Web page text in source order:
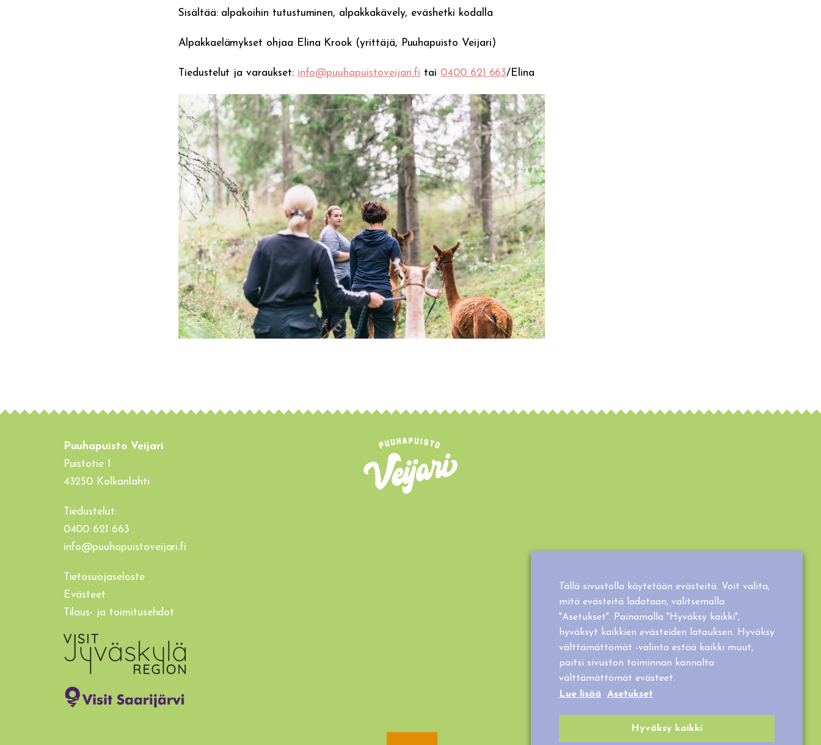
Sisältää: alpakoihin tutustuminen, alpakkakävely, eväshetki kodalla
Alpakkaelämykset ohjaa Elina Krook (yrittäjä, Puuhapuisto Veijari)
Tiedustelut ja varaukset: info@puuhapuistoveijari.fi tai 0400 621 663/Elina
Puuhapuisto Veijari
Puistotie 1
43250 Kolkanlahti
Tiedustelut:
0400 621 663
info@puuhapuistoveijari.fi
Tietosuojaseloste
Evästeet
Tilaus- ja toimitusehdot
Tällä sivustolla käytetään evästeitä. Voit valita,
mitä evästeitä ladataan, valitsemalla
"Asetukset". Painamalla "Hyväksy kaikki",
hyväksyt kaikkien evästeiden latauksen. Hyväksy
välttämättömät -valinta estää kaikki muut,
paitsi sivuston toiminnan kannalta
välttämättömät evästeet.
Lue lisää
Asetukset
Hyväksy kaikki